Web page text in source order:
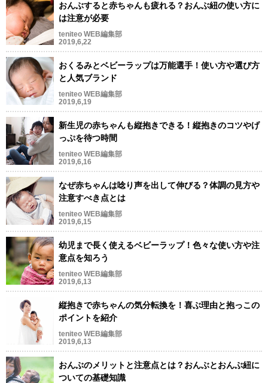
おんぶすると赤ちゃんも疲れる？おんぶ紐の使い方に
は注意が必要
teniteo WEB編集部
2019,6,22
おくるみとベビーラップは万能選手！使い方や選び方
と人気ブランド
teniteo WEB編集部
2019,6,19
新生児の赤ちゃんも縦抱きできる！縦抱きのコツやげ
っぷを待つ時間
teniteo WEB編集部
2019,6,16
なぜ赤ちゃんは唸り声を出して伸びる？体調の見方や
注意すべき点とは
teniteo WEB編集部
2019,6,15
幼児まで長く使えるベビーラップ！色々な使い方や注
意点を知ろう
teniteo WEB編集部
2019,6,13
縦抱きで赤ちゃんの気分転換を！喜ぶ理由と抱っこの
ポイントを紹介
teniteo WEB編集部
2019,6,13
おんぶのメリットと注意点とは？おんぶとおんぶ紐に
ついての基礎知識